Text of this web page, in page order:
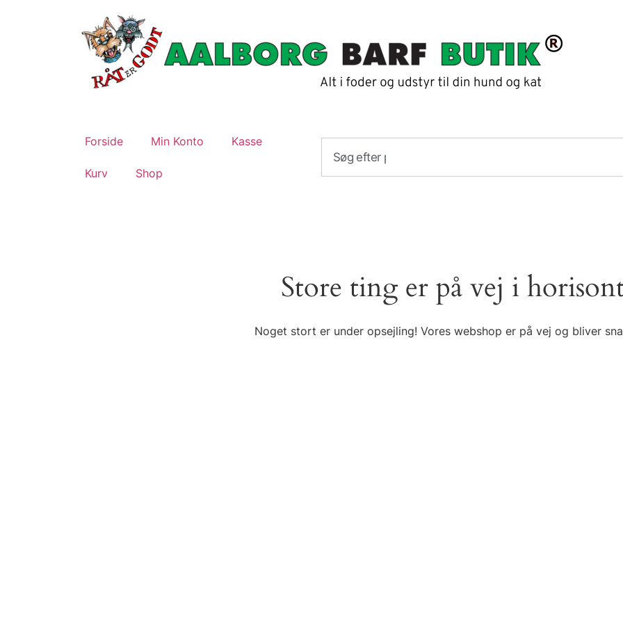
Forside Min Konto Kasse
Kurv Shop
Store ting er på vej i
Noget stort er under opsejling! Vores webshop er på vej og bliver